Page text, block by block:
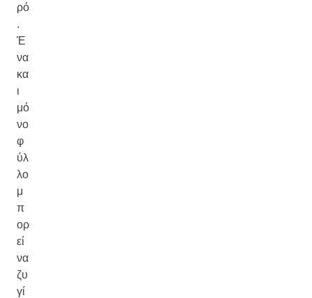
ρό
.
Έ
να
κα
ι
μό
νο
φ
ύλ
λο
μ
π
ορ
εί
να
ζυ
γί